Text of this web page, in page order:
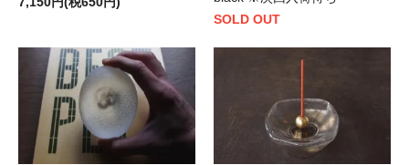
SOLD OUT